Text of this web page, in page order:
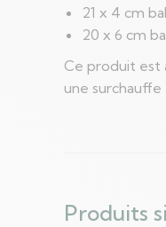
21 x 4 cm bal
20 x 6 cm
Ce produit est
une surchauffe
Produits